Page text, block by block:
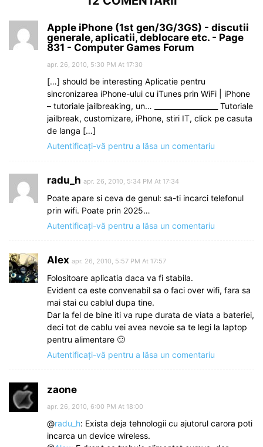
Apple iPhone (1st gen/3G/3GS) - discutii
generale, aplicatii, deblocare etc. - Page
831 - Computer Games Forum
apr. 26, 2010, 5:30 PM At 17:30
[…] should be interesting Aplicatie pentru
sincronizarea iPhone-ului cu iTunes prin WiFi | iPhone
– tutoriale jailbreaking, un… __________________ Tutoriale
jailbreak, customizare, iPhone, stiri IT, click pe casuta
de langa […]
Autentificați-vă pentru a lăsa un comentariu
radu_h apr. 26, 2010, 5:34 PM At 17:34
Poate apare si ceva de genul: sa-ti incarci telefonul
prin wifi. Poate prin 2025…
Autentificați-vă pentru a lăsa un comentariu
Alex apr. 26, 2010, 5:57 PM At 17:57
Folositoare aplicatia daca va fi stabila.
Evident ca este convenabil sa o faci over wifi, fara sa
mai stai cu cablul dupa tine.
Dar la fel de bine iti va rupe durata de viata a bateriei,
deci tot de cablu vei avea nevoie sa te legi la laptop
pentru alimentare 🙂
Autentificați-vă pentru a lăsa un comentariu
zaone
apr. 26, 2010, 6:00 PM At 18:00
@radu_h: Exista deja tehnologii cu ajutorul carora poti
incarca un device wireless.